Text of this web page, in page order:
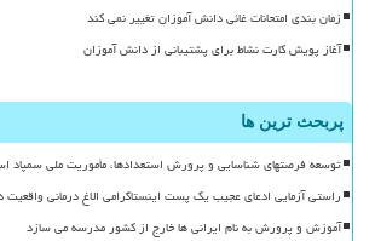
زمان بندی امتحانات غائی دانش آموزان تغییر نمی کند
آغاز پویش کارت نشاط برای پشتیبانی از دانش آموزان
پربحث ترین ها
توسعه فرصتهای شناسایی و پرورش استعدادها، مأموریت ملی سمپاد
راستی آزمایی ادعای عجیب یک پست اینستاگرامی الاغ درمانی واقعیت
آموزش و پرورش به نام ایرانی ها خارج از کشور مدرسه می سازد